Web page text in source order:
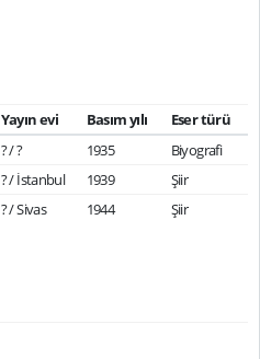
Yayın evi Basım yılı
Eser türü
? / ? 1935
Biyografi
? / İstanbul 1939
Şiir
? / Sivas 1944 Şiir